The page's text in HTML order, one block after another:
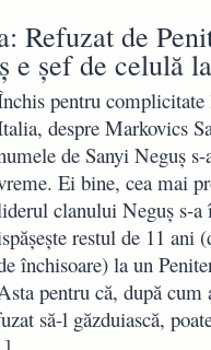
Refuzat de
e şef de celulă
pentru
despre Markovics
de Sanyi Neguş
Ei bine, cea mai
clanului Neguş s-a
restul de 11 ani
închisoare) la un
pentru că, după
să-l găzduiască,